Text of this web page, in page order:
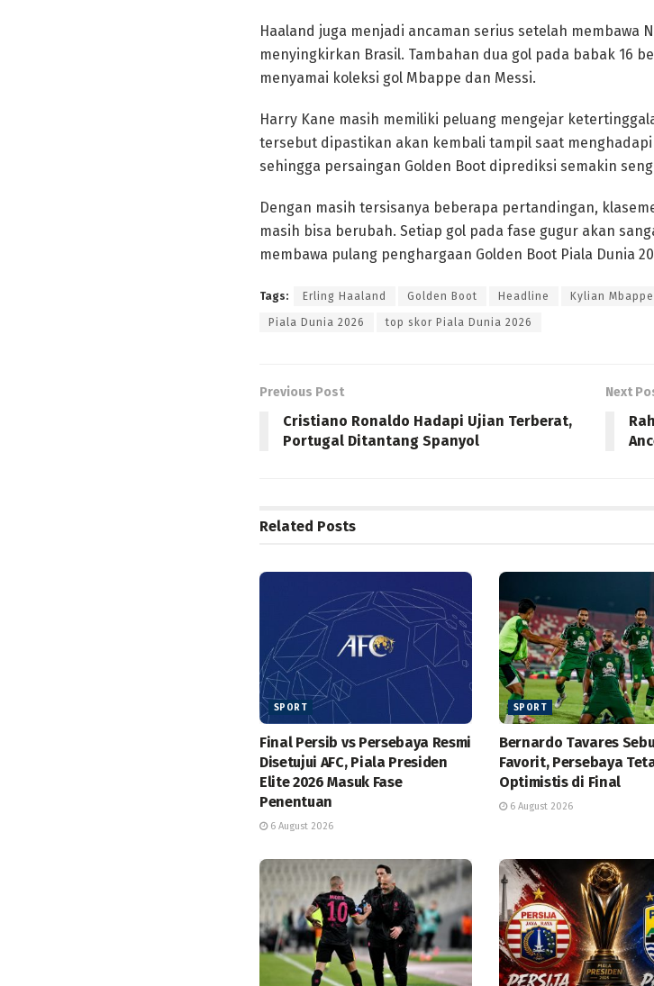
Haaland juga menjadi ancaman serius setelah membawa
menyingkirkan Brasil. Tambahan dua gol pada babak 16
menyamai koleksi gol Mbappe dan Messi.
Harry Kane masih memiliki peluang mengejar
tersebut dipastikan akan kembali tampil saat
sehingga persaingan Golden Boot diprediksi semakin
Dengan masih tersisanya beberapa pertandingan,
masih bisa berubah. Setiap gol pada fase gugur akan
membawa pulang penghargaan Golden Boot Piala Dunia
Tags: Erling Haaland Golden Boot Headline Kylian Mbappe
Piala Dunia 2026 top skor Piala Dunia 2026
Previous Post
Cristiano Ronaldo Hadapi Ujian Terberat,
Portugal Ditantang Spanyol
Next
Related Posts
SPORT
Final Persib vs Persebaya Resmi
Disetujui AFC, Piala Presiden
Elite 2026 Masuk Fase
Penentuan
6 August 2026
SPORT
Bernardo Tavares
Favorit, Persebaya
Optimistis di Final
6 August 2026